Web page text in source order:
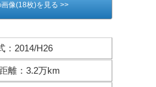
像(18枚)を見る >>
： 2014/H26
離： 3.2万km